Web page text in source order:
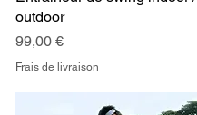
outdoor
Prix
99,00 €
Frais de livraison